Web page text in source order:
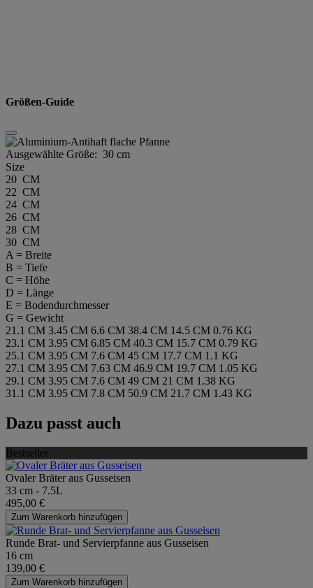
Größen-Guide
Ausgewählte Größe: 30 cm
Size
20 CM
22 CM
24 CM
26 CM
28 CM
30 CM
A = Breite
B = Tiefe
C = Höhe
D = Länge
E = Bodendurchmesser
G = Gewicht
21.1 CM 3.45 CM 6.6 CM 38.4 CM 14.5 CM 0.76 KG
23.1 CM 3.95 CM 6.85 CM 40.3 CM 15.7 CM 0.79 KG
25.1 CM 3.95 CM 7.6 CM 45 CM 17.7 CM 1.1 KG
27.1 CM 3.95 CM 7.63 CM 46.9 CM 19.7 CM 1.05 KG
29.1 CM 3.95 CM 7.6 CM 49 CM 21 CM 1.38 KG
31.1 CM 3.95 CM 7.8 CM 50.9 CM 21.7 CM 1.43 KG
Dazu passt auch
Bestseller
Ovaler Bräter aus Gusseisen
33 cm - 7.5L
495,00 €
Zum Warenkorb hinzufügen
Runde Brat- und Servierpfanne aus Gusseisen
16 cm
139,00 €
Zum Warenkorb hinzufügen